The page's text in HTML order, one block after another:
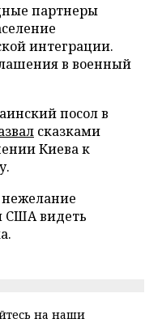
партнеры
интеграции.
в военный
посол в
сказками
Киева к
нежелание
США видеть
на наши